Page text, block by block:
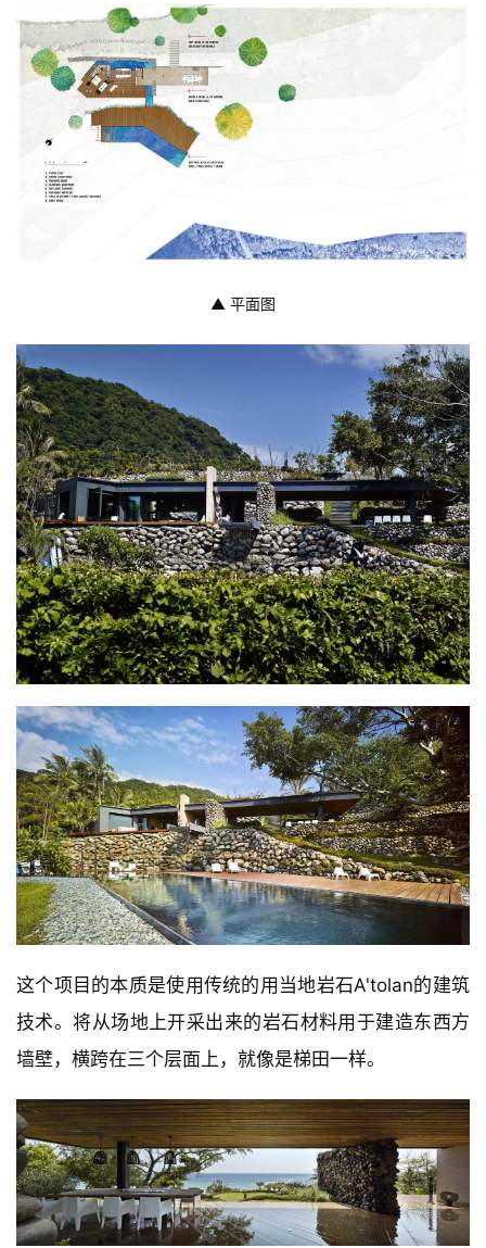
▲ 平面图
这个项目的本质是使用传统的用当地岩石A'tolan的建筑
技术。将从场地上开采出来的岩石材料用于建造东西方
墙壁，横跨在三个层面上，就像是梯田一样。